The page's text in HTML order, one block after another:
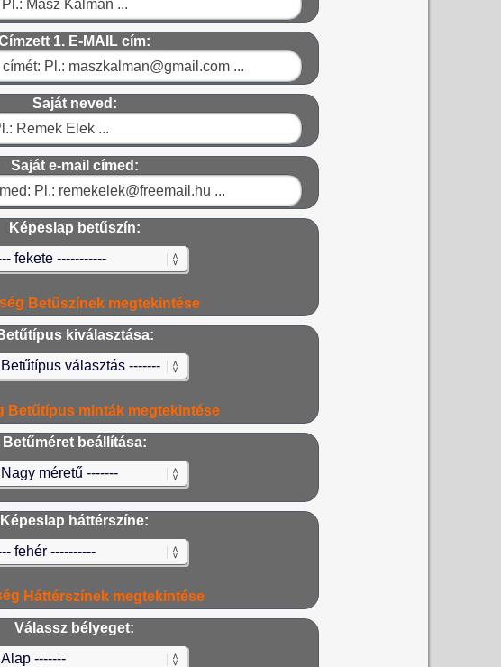
1. E-MAIL cím:
Saját neved:
Saját e-mail címed:
Képeslap betűszín:
Betűszínek megtekintése
kiválasztása:
Betűtípus minták megtekintése
Betűméret beállítása:
Képeslap háttérszíne:
Háttérszínek megtekintése
Válassz bélyeget: